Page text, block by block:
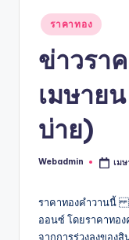
Posted
in
ราคาทอง
ข่าวรา
เมษาย
บ่าย)
Posted
Webadmin เม
ราคาทองคําวานนี้
ออนซ์ โดยราคาทอ
จากการร่วงลงของ